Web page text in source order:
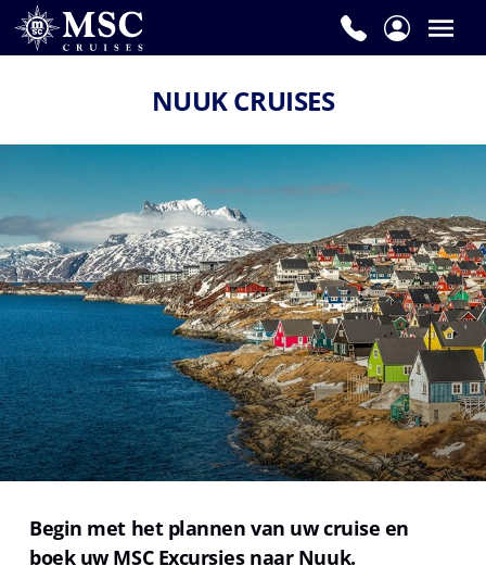
NUUK CRUISES
Begin met het plannen van uw cruise en
boek uw MSC Excursies naar Nuuk.